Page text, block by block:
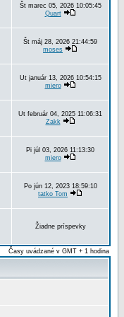
Št marec 05, 2026 10:05:45
Quart
Št máj 28, 2026 21:44:59
moses
Ut január 13, 2026 10:54:15
miero
Ut február 04, 2025 11:06:31
Zakk
Pi júl 03, 2026 11:13:30
miero
Po jún 12, 2023 18:59:10
tatko Tom
Žiadne príspevky
Časy uvádzané v GMT + 1 hodina